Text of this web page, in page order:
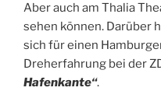
Aber auch am Thalia
sehen können. Darüber
sich für einen
Dreherfahrung bei der
Hafenkante“.